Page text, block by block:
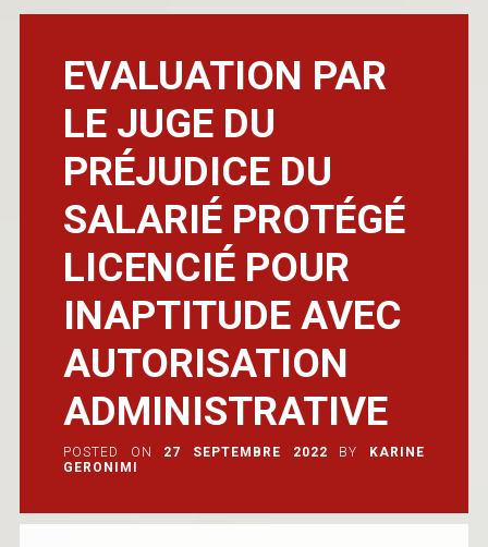
EVALUATION PAR
LE JUGE DU
PRÉJUDICE DU
SALARIÉ PROTÉGÉ
LICENCIÉ POUR
INAPTITUDE AVEC
AUTORISATION
ADMINISTRATIVE
POSTED ON 27 SEPTEMBRE 2022 BY
KARINE
GERONIMI